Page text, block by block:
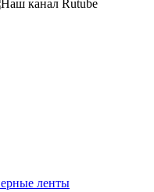
ленты